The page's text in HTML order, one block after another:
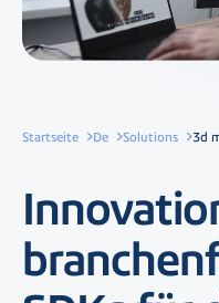
Startseite De Solutions 3d